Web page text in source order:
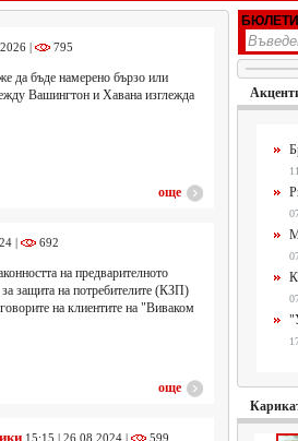
| 795
да бъде намерено бързо или
Вашингтон и Хавана изглежда
още
| 692
на предварителното
защита на потребителите (КЗП)
на клиентите на "Виваком
още
15:15 | 26.08.2024 | 599